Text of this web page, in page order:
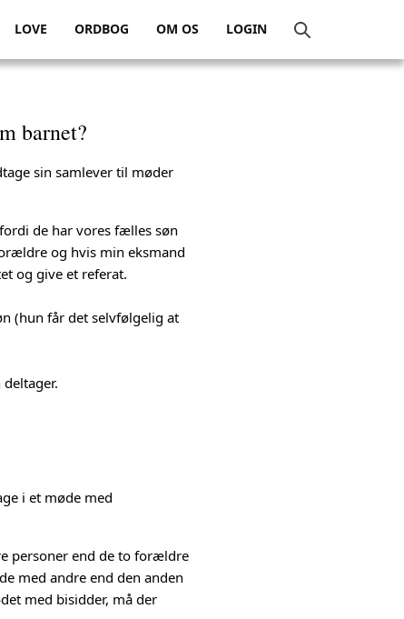
LOVE ORDBOG OM OS LOGIN
barnet?
sin samlever til møder
de har vores fælles søn
og hvis min eksmand
og give et referat.
(hun får det selvfølgelig at
i et møde med
personer end de to forældre
med andre end den anden
med bisidder, må der